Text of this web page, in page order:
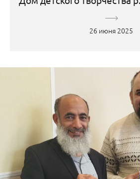
26 июня 2025